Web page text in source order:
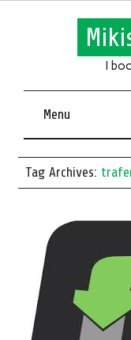
I
Menu
Tag Archives: